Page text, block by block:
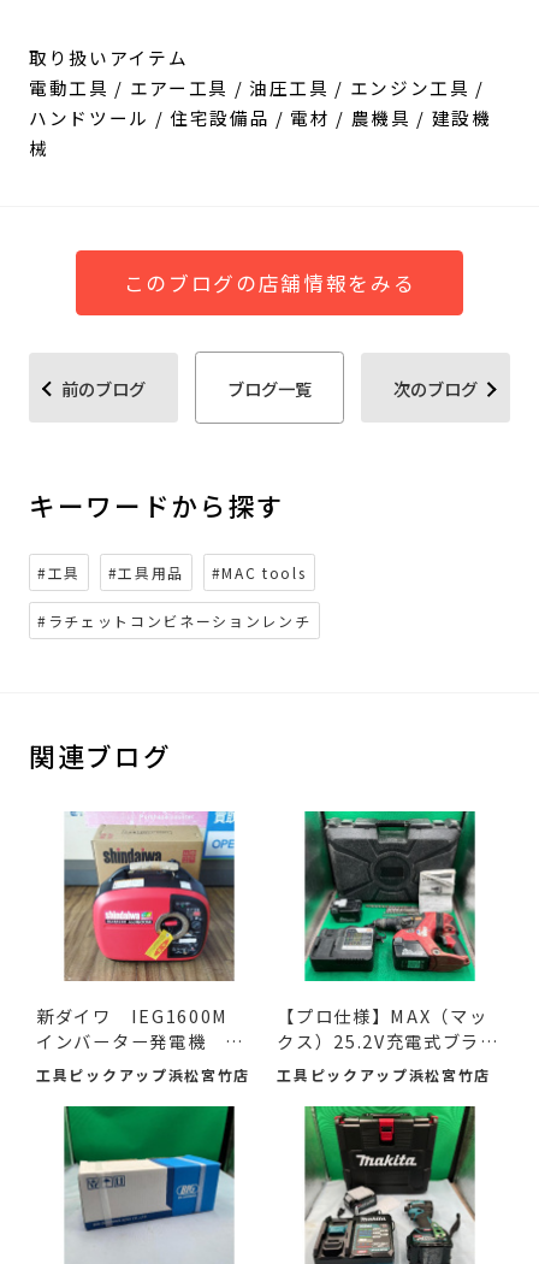
取り扱いアイテム
電動工具 / エアー工具 / 油圧工具 / エンジン工具 /
ハンドツール / 住宅設備品 / 電材 / 農機具 / 建設機
械
このブログの店舗情報をみる
前のブログ ブログ一覧 次のブログ
キーワードから探す
#工具 #工具用品 #MAC tools
#ラチェットコンビネーションレンチ
関連ブログ
新ダイワ IEG1600M
インバーター発電機 入
荷し...
工具ピックアップ浜松宮竹店
【プロ仕様】MAX（マッ
クス）25.2V充電式ブラシ
レ...
工具ピックアップ浜松宮竹店